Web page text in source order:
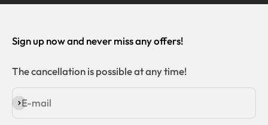
Sign up now and never miss any offers!
The cancellation is possible at any time!
E-mail
Subscribe